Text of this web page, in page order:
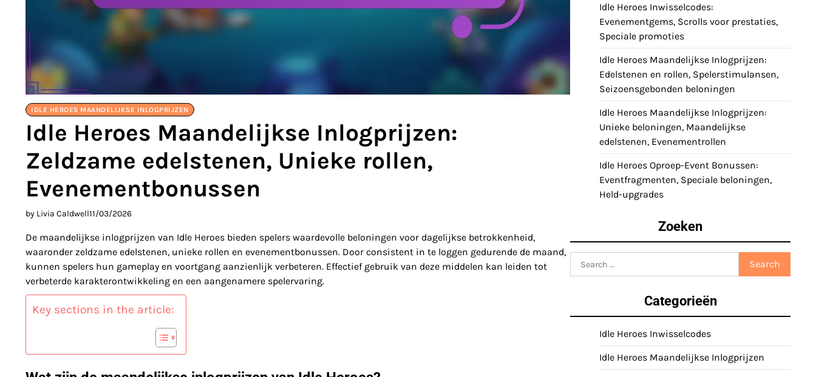
IDLE HEROES MAANDELIJKSE INLOGPRIJZEN
Idle Heroes Maandelijkse Inlogprijzen:
Zeldzame edelstenen, Unieke rollen,
Evenementbonussen
by Livia Caldwell11/03/2026
De maandelijkse inlogprijzen van Idle Heroes bieden spelers waardevolle beloningen voor dagelijkse betrokkenheid,
waaronder zeldzame edelstenen, unieke rollen en evenementbonussen. Door consistent in te loggen gedurende de maand,
kunnen spelers hun gameplay en voortgang aanzienlijk verbeteren. Effectief gebruik van deze middelen kan leiden tot
verbeterde karakterontwikkeling en een aangenamere spelervaring.
Key sections in the article:
Idle Heroes Inwisselcodes:
Evenementgems, Scrolls voor prestaties,
Speciale promoties
Idle Heroes Maandelijkse Inlogprijzen:
Edelstenen en rollen, Spelerstimulansen,
Seizoensgebonden beloningen
Idle Heroes Maandelijkse Inlogprijzen:
Unieke beloningen, Maandelijkse
edelstenen, Evenementrollen
Idle Heroes Oproep-Event Bonussen:
Eventfragmenten, Speciale beloningen,
Held-upgrades
Zoeken
for:
Categorieën
Idle Heroes Inwisselcodes
Idle Heroes Maandelijkse Inlogprijzen